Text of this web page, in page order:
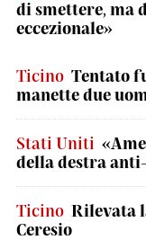
di smettere, ma
eccezionale»
Ticino Tentato
manette due
Stati Uniti
della destra
Ticino Rilevata
Ceresio